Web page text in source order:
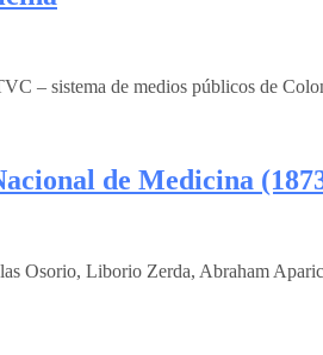
– sistema de medios públicos de
de Medicina
Osorio, Liborio Zerda, Abraham